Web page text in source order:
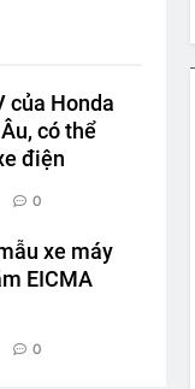
của Honda
có thể
điện
0
xe máy
EICMA
0